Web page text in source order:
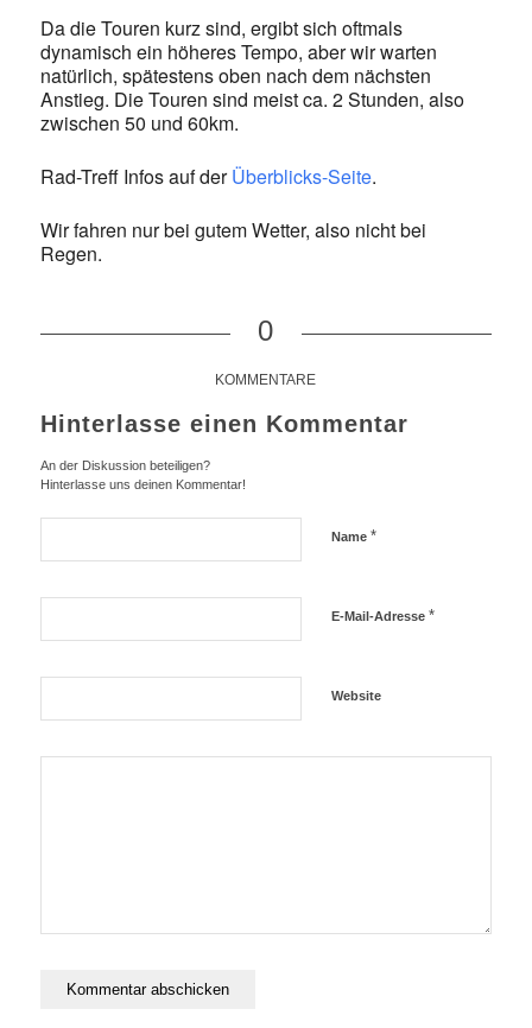
Da die Touren kurz sind, ergibt sich oftmals
dynamisch ein höheres Tempo, aber wir warten
natürlich, spätestens oben nach dem nächsten
Anstieg. Die Touren sind meist ca. 2 Stunden, also
zwischen 50 und 60km.
Rad-Treff Infos auf derÜberblicks-Seite.
Wir fahren nur bei gutem Wetter, also nicht bei
Regen.
0
KOMMENTARE
Hinterlasse einen Kommentar
An der Diskussion beteiligen?
Hinterlasse uns deinen Kommentar!
Name *
E-Mail-Adresse *
Website